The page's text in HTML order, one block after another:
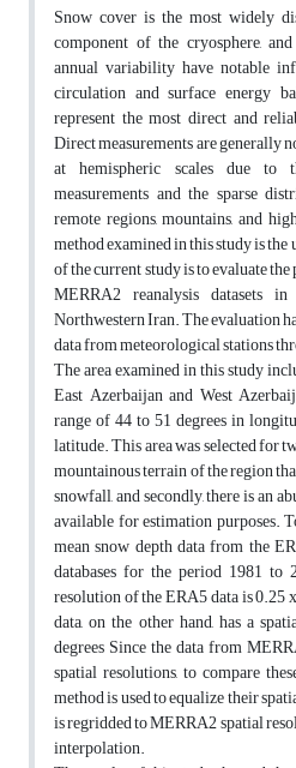
Snow cover is the most widely
component of the cryosphere,
annual variability have notable
circulation and surface energy
represent the most direct and
Direct measurements are generally
at hemispheric scales due to
measurements and the sparse
remote regions, mountains, and
method examined in this study is
of the current study is to evaluate
MERRA2 reanalysis datasets
Northwestern Iran. The evaluation
data from meteorological stations
The area examined in this study
East Azerbaijan and West
range of 44 to 51 degrees in
latitude. This area was selected for
mountainous terrain of the region
snowfall, and secondly, there is an
available for estimation purposes.
mean snow depth data from the
databases for the period 1981 to
resolution of the ERA5 data is 0.25
data, on the other hand, has a
degrees Since the data from
spatial resolutions, to compare
method is used to equalize their
is regridded to MERRA2 spatial
interpolation.